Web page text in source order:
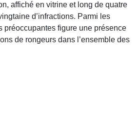
affiché en vitrine et long de quatre
d’infractions. Parmi les
préoccupantes figure une présence
de rongeurs dans l’ensemble des